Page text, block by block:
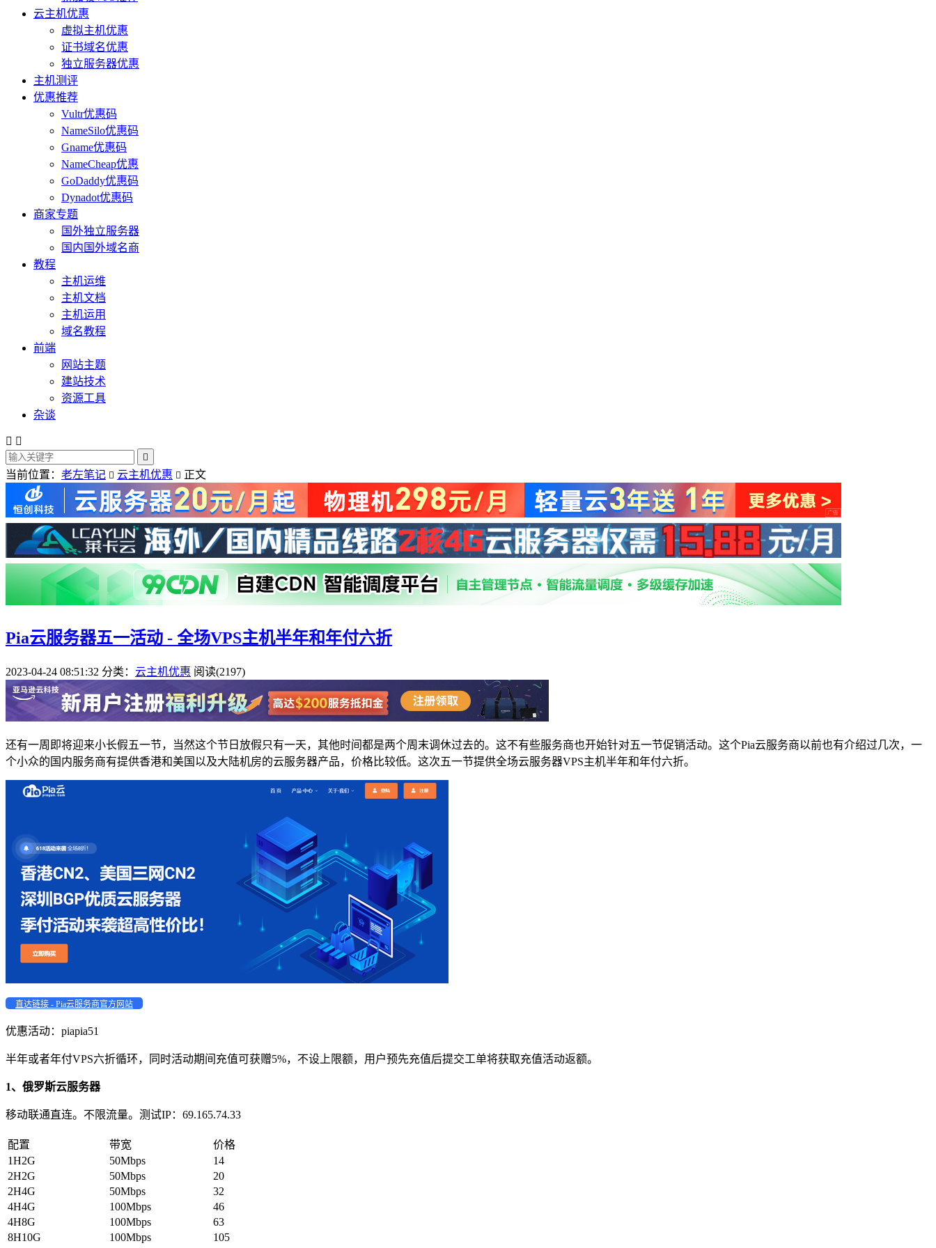
云主机优惠
虚拟主机优惠
证书域名优惠
独立服务器优惠
主机测评
优惠推荐
Vultr优惠码
NameSilo优惠码
Gname优惠码
NameCheap优惠
GoDaddy优惠码
Dynadot优惠码
商家专题
国外独立服务器
国内国外域名商
教程
主机运维
主机文档
主机运用
域名教程
前端
网站主题
建站技术
资源工具
杂谈
 

当前位置： 老左笔记  云主机优惠  正文
Pia云服务器五一活动 - 全场VPS主机半年和年付六折
2023-04-24 08:51:32 分类： 云主机优惠 阅读(2197)
还有一周即将迎来小长假五一节，当然这个节日放假只有一天，其他时间都是两个周末调休过去的。这不有些服务商也开始针对五一节促销活动。这个Pia云服务商以前也有介绍过几次，一
个小众的国内服务商有提供香港和美国以及大陆机房的云服务器产品，价格比较低。这次五一节提供全场云服务器VPS主机半年和年付六折。
直达链接 - Pia云服务商官方网站
优惠活动： piapia51
半年或者年付VPS六折循环，同时活动期间充值可获赠5%，不设上限额，用户预先充值后提交工单将获取充值活动返额。
1、俄罗斯云服务器
移动联通直连。不限流量。测试IP：69.165.74.33
配置 带宽
价格
1H2G
50Mbps
14
2H2G
50Mbps
20
2H4G
50Mbps
32
4H4G
100Mbps
46
4H8G
100Mbps
63
8H10G
100Mbps 105